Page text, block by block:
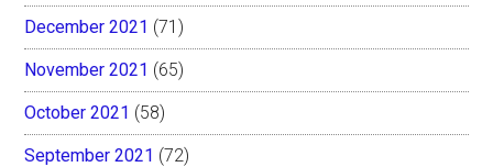
December 2021 (71)
November 2021 (65)
October 2021 (58)
September 2021 (72)